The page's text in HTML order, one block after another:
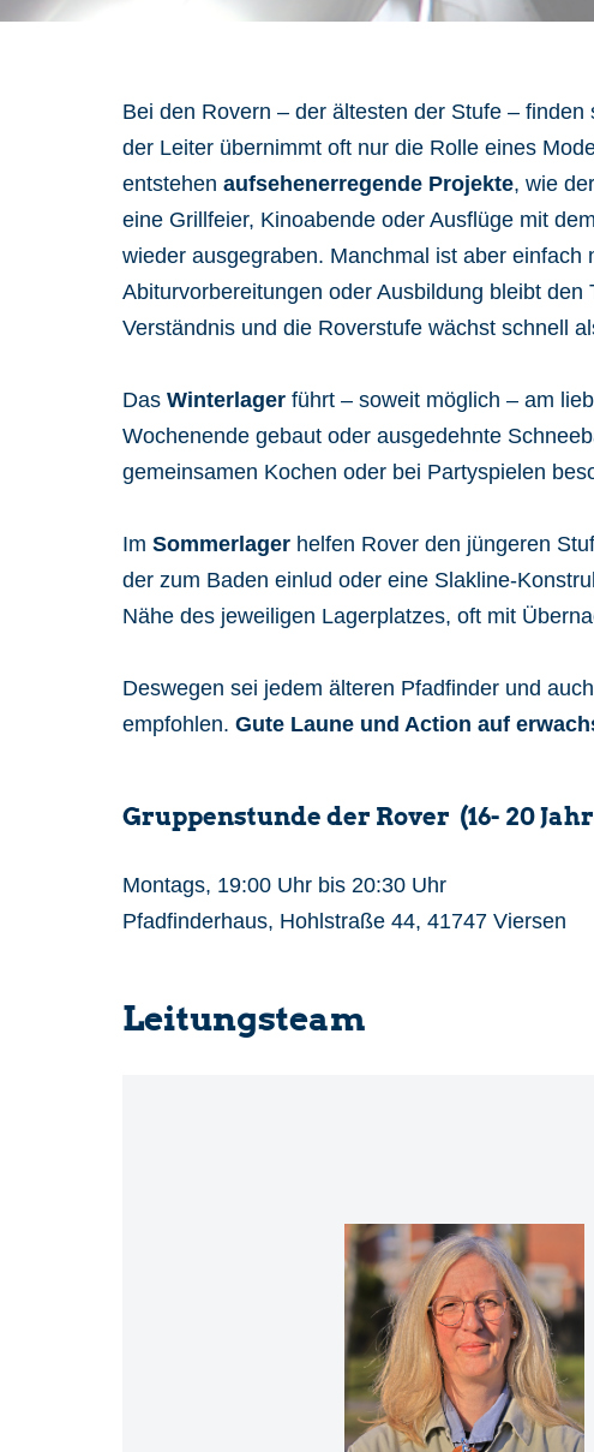
Bei den Rovern – der ältesten der Stufe – finden
der Leiter übernimmt oft nur die Rolle eines
entstehen aufsehenerregende Projekte, wie
eine Grillfeier, Kinoabende oder Ausflüge mit
wieder ausgegraben. Manchmal ist aber
Abiturvorbereitungen oder Ausbildung bleibt
Verständnis und die Roverstufe wächst schnell
Das Winterlager führt – soweit möglich – am
Wochenende gebaut oder ausgedehnte
gemeinsamen Kochen oder bei Partyspielen
Im Sommerlager helfen Rover den jüngeren
der zum Baden einlud oder eine Slakline-
Nähe des jeweiligen Lagerplatzes, oft mit
Deswegen sei jedem älteren Pfadfinder und
empfohlen. Gute Laune und Action auf
Gruppenstunde der Rover (16- 20
Montags, 19:00 Uhr bis 20:30 Uhr
Pfadfinderhaus, Hohlstraße 44, 41747 Viersen
Leitungsteam